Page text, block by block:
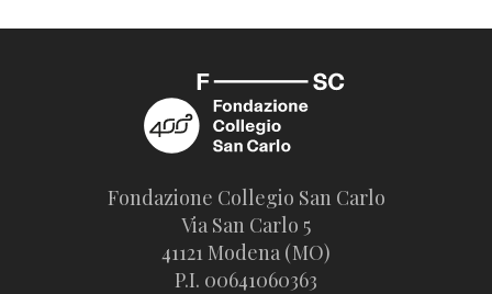
Fondazione Collegio San Carlo
Via San Carlo 5
41121 Modena (MO)
P.I. 00641060363